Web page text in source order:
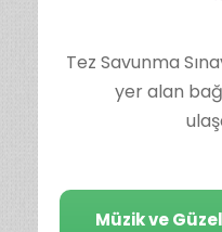
Tez Savunma
yer alan
Müzik ve